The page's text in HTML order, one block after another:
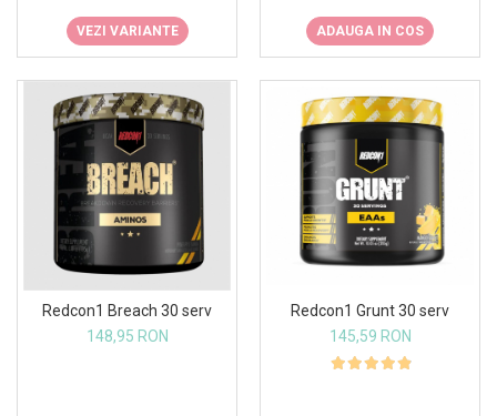
Mutant
Naughty Boy
Neocell
Nordic Naturals
NOW Foods
Nutrend
Nutrex
Olimp Sport Nutrition
Optimum Nutrition
PerfectShaker
PeScience
VEZI VARIANTE ADAUGA IN COS
Redcon1 Breach 30 serv
148,95 RON
Redcon1 Grunt 30 serv
145,59 RON